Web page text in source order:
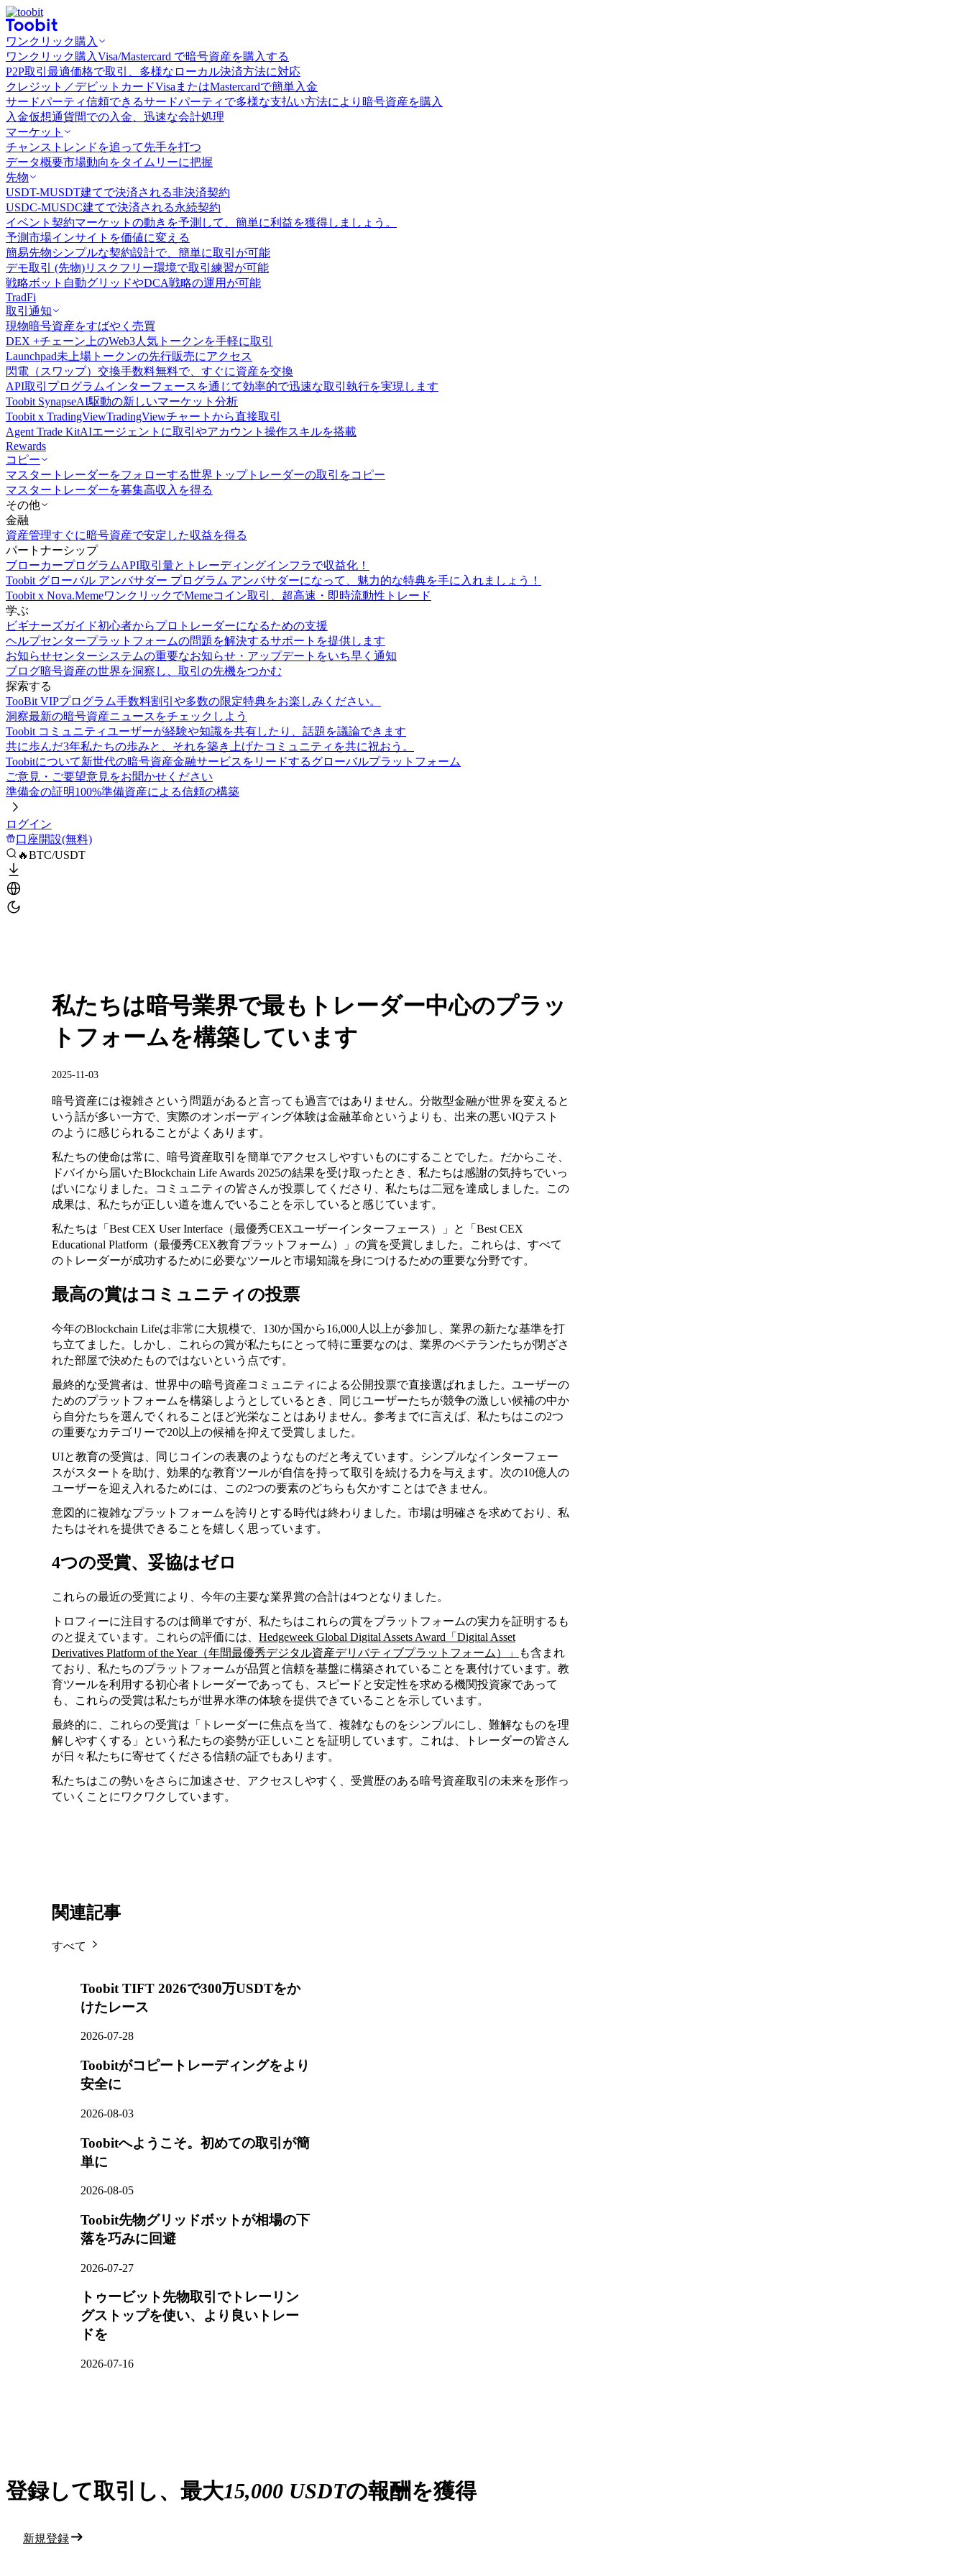
ワンクリック購入
ワンクリック購入Visa/Mastercard で暗号資産を購入する
P2P取引 最適価格で取引、多様なローカル決済方法に対応
クレジット／デビットカードVisaまたはMastercardで簡単入金
サードパーティ信頼できるサードパーティで多様な支払い方法により暗号資産を購入
入金仮想通貨間での入金、迅速な会計処理
マーケット
チャンス トレンドを追って先手を打つ
データ概要市場動向をタイムリーに把握
先物
USDT-MUSDT建てで決済される非決済契約
USDC-MUSDC建てで決済される永続契約
イベント契約マーケットの動きを予測して、簡単に利益を獲得しましょう。
予測市場インサイトを価値に変える
簡易先物シンプルな契約設計で、簡単に取引が可能
デモ取引 (先物)リスクフリー環境で取引練習が可能
戦略ボット 自動グリッドやDCA戦略の運用が可能
TradFi
取引通知
現物暗号資産をすばやく売買
DEX +チェーン上のWeb3人気トークンを手軽に取引
Launchpad未上場トークンの先行販売にアクセス
閃電（スワップ）交換手数料無料で、すぐに資産を交換
API取引 プログラムインターフェースを通じて効率的で迅速な取引執行を実現します
Toobit SynapseAI駆動の新しいマーケット分析
Toobit x TradingViewTradingViewチャートから直接取引
Agent Trade KitAIエージェントに取引やアカウント操作スキルを搭載
Rewards
コピー
マスタートレーダーをフォローする世界トップトレーダーの取引をコピー
マスタートレーダーを募集高収入を得る
その他
金融
資産管理すぐに暗号資産で安定した収益を得る
パートナーシップ
ブローカープログラムAPI取引量とトレーディングインフラで収益化！
Toobit グローバル アンバサダー プログラム アンバサダーになって、魅力的な特典を手に入れましょう！
Toobit x Nova.MemeワンクリックでMemeコイン取引、超高速・即時流動性トレード
学ぶ
ビギナーズガイド初心者からプロトレーダーになるための支援
ヘルプセンタープラットフォームの問題を解決するサポートを提供します
お知らせセンターシステムの重要なお知らせ・アップデートをいち早く通知
ブログ暗号資産の世界を洞察し、取引の先機をつかむ
探索する
TooBit VIPプログラム手数料割引や多数の限定特典をお楽しみください。
洞察最新の暗号資産ニュースをチェックしよう
Toobit コミュニティユーザーが経験や知識を共有したり、話題を議論できます
共に歩んだ3年私たちの歩みと、それを築き上げたコミュニティを共に祝おう。
Toobitについて新世代の暗号資産金融サービスをリードするグローバルプラットフォーム
ご意見・ご要望意見をお聞かせください
準備金の証明100%準備資産による信頼の構築
ログイン
口座開設(無料)
🔥BTC/USDT
私たちは暗号業界で最もトレーダー中心のプラッ
トフォームを構築しています
2025-11-03
暗号資産には複雑さという問題があると言っても過言ではありません。分散型金融が世界を変えると
いう話が多い一方で、実際のオンボーディング体験は金融革命というよりも、出来の悪いIQテスト
のように感じられることがよくあります。
私たちの使命は常に、暗号資産取引を簡単でアクセスしやすいものにすることでした。だからこそ、
ドバイから届いたBlockchain Life Awards 2025の結果を受け取ったとき、私たちは感謝の気持ちでいっ
ぱいになりました。コミュニティの皆さんが投票してくださり、私たちは二冠を達成しました。この
成果は、私たちが正しい道を進んでいることを示していると感じています。
私たちは「Best CEX User Interface（最優秀CEXユーザーインターフェース）」と「Best CEX
Educational Platform（最優秀CEX教育プラットフォーム）」の賞を受賞しました。これらは、すべて
のトレーダーが成功するために必要なツールと市場知識を身につけるための重要な分野です。
最高の賞はコミュニティの投票
今年のBlockchain Lifeは非常に大規模で、130か国から16,000人以上が参加し、業界の新たな基準を打
ち立てました。しかし、これらの賞が私たちにとって特に重要なのは、業界のベテランたちが閉ざさ
れた部屋で決めたものではないという点です。
最終的な受賞者は、世界中の暗号資産コミュニティによる公開投票で直接選ばれました。ユーザーの
ためのプラットフォームを構築しようとしているとき、同じユーザーたちが競争の激しい候補の中か
ら自分たちを選んでくれることほど光栄なことはありません。参考までに言えば、私たちはこの2つ
の重要なカテゴリーで20以上の候補を抑えて受賞しました。
UIと教育の受賞は、同じコインの表裏のようなものだと考えています。シンプルなインターフェー
スがスタートを助け、効果的な教育ツールが自信を持って取引を続ける力を与えます。次の10億人の
ユーザーを迎え入れるためには、この2つの要素のどちらも欠かすことはできません。
意図的に複雑なプラットフォームを誇りとする時代は終わりました。市場は明確さを求めており、私
たちはそれを提供できることを嬉しく思っています。
4つの受賞、妥協はゼロ
これらの最近の受賞により、今年の主要な業界賞の合計は4つとなりました。
トロフィーに注目するのは簡単ですが、私たちはこれらの賞をプラットフォームの実力を証明するも
のと捉えています。これらの評価には、 Hedgeweek Global Digital Assets Award「Digital Asset
Derivatives Platform of the Year（年間最優秀デジタル資産デリバティブプラットフォーム）」
も含まれ
ており、私たちのプラットフォームが品質と信頼を基盤に構築されていることを裏付けています。教
育ツールを利用する初心者トレーダーであっても、スピードと安定性を求める機関投資家であって
も、これらの受賞は私たちが世界水準の体験を提供できていることを示しています。
最終的に、これらの受賞は「トレーダーに焦点を当て、複雑なものをシンプルにし、難解なものを理
解しやすくする」という私たちの姿勢が正しいことを証明しています。これは、トレーダーの皆さん
が日々私たちに寄せてくださる信頼の証でもあります。
私たちはこの勢いをさらに加速させ、アクセスしやすく、受賞歴のある暗号資産取引の未来を形作っ
ていくことにワクワクしています。
関連記事
すべて
Toobit TIFT 2026で300万USDTをか
けたレース
2026-07-28
Toobitがコピートレーディングをより
安全に
2026-08-03
Toobitへようこそ。初めての取引が簡
単に
2026-08-05
Toobit先物グリッドボットが相場の下
落を巧みに回避
2026-07-27
トゥービット先物取引でトレーリン
グストップを使い、より良いトレー
ドを
2026-07-16
登録して取引し、最大15,000 USDTの報酬を獲得
新規登録